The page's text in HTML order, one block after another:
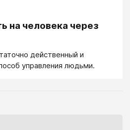
на человека через
действенный и
управления людьми.